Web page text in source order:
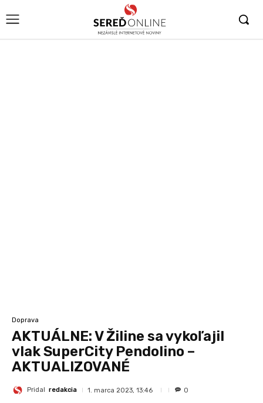
Doprava
AKTUÁLNE: V Žiline sa vykoľajil
vlak SuperCity Pendolino –
AKTUALIZOVANÉ
Pridal redakcia 1. marca 2023, 13:46 0